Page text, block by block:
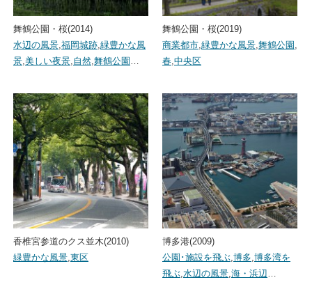
舞鶴公園・桜(2014)
水辺の風景,福岡城跡,緑豊かな風
景,美しい夜景,自然,舞鶴公園 …
舞鶴公園・桜(2019)
商業都市,緑豊かな風景,舞鶴公園 ,
春,中央区
香椎宮参道のクス並木(2010)
緑豊かな風景,東区
博多港(2009)
公園･施設を飛ぶ,博多,博多湾を
飛ぶ,水辺の風景,海・浜辺…